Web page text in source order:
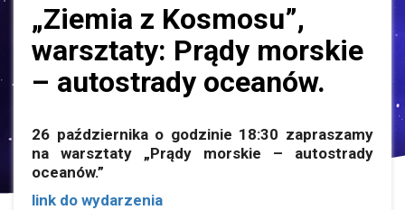
„Ziemia z Kosmosu”,
warsztaty: Prądy morskie
– autostrady oceanów.
26 października o godzinie 18:30 zapraszamy
na warsztaty „Prądy morskie – autostrady
oceanów.”
link do wydarzenia